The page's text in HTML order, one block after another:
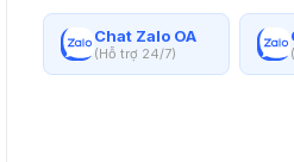
Chat Zalo OA
(Hỗ trợ 24/7)